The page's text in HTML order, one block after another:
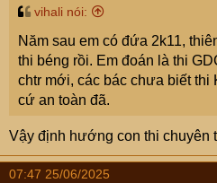
vihali nói:
Năm sau em có đứa 2k11,
thi béng rồi. Em đoán là thi
chtr mới, các bác chưa biết thi
cứ an toàn đã.
Vậy định hướng con thi chuyên
07:47 25/06/2025